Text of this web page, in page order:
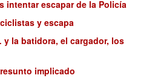
intentar escapar de la Policía
y escapa
y la batidora, el cargador, los
implicado